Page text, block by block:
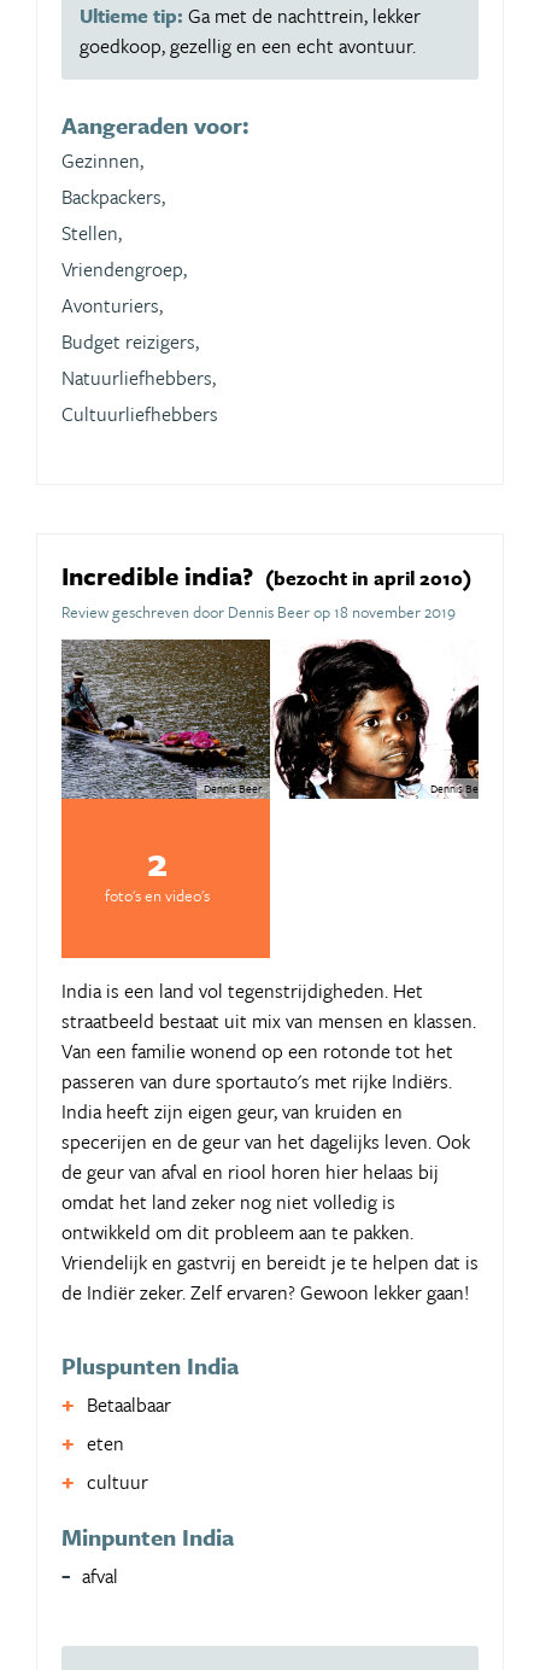
Ultieme tip: Ga met de nachttrein, lekker
goedkoop, gezellig en een echt avontuur.
Aangeraden voor:
Gezinnen,
Backpackers,
Stellen,
Vriendengroep,
Avonturiers,
Budget reizigers,
Natuurliefhebbers,
Cultuurliefhebbers
Incredible india? (bezocht in april 2010)
Review geschreven door Dennis Beer op 18 november 2019
Dennis Beer Dennis Beer
2
foto's en video's
India is een land vol tegenstrijdigheden. Het
straatbeeld bestaat uit mix van mensen en klassen.
Van een familie wonend op een rotonde tot het
passeren van dure sportauto's met rijke Indiërs.
India heeft zijn eigen geur, van kruiden en
specerijen en de geur van het dagelijks leven. Ook
de geur van afval en riool horen hier helaas bij
omdat het land zeker nog niet volledig is
ontwikkeld om dit probleem aan te pakken.
Vriendelijk en gastvrij en bereidt je te helpen dat is
de Indiër zeker. Zelf ervaren? Gewoon lekker gaan!
Pluspunten India
Betaalbaar
eten
cultuur
Minpunten India
afval